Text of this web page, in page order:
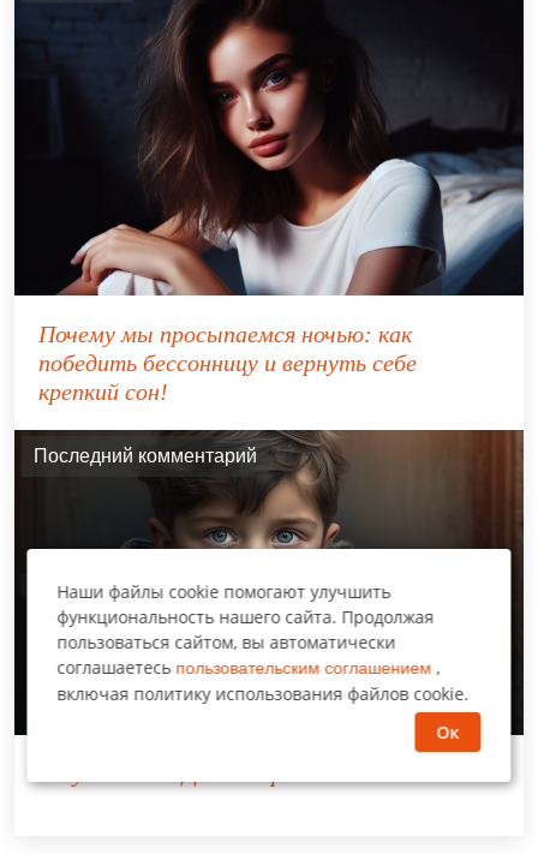
Почему мы просыпаемся ночью: как
победить бессонницу и вернуть себе
крепкий сон!
Последний комментарий
Наши файлы cookie помогают улучшить
функциональность нашего сайта. Продолжая
пользоваться сайтом, вы автоматически
соглашаетесь пользовательским соглашением ,
включая политику использования файлов cookie.
Ок